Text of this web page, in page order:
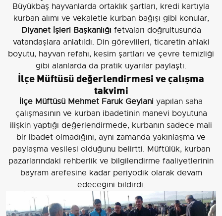
Büyükbaş hayvanlarda ortaklık şartları, kredi kartıyla
kurban alımı ve vekaletle kurban bağışı gibi konular,
Diyanet İşleri Başkanlığı fetvaları doğrultusunda
vatandaşlara anlatıldı. Din görevlileri, ticaretin ahlaki
boyutu, hayvan refahı, kesim şartları ve çevre temizliği
gibi alanlarda da pratik uyarılar paylaştı.
İlçe Müftüsü değerlendirmesi ve çalışma
takvimi
İlçe Müftüsü Mehmet Faruk Geylani yapılan saha
çalışmasının ve kurban ibadetinin manevi boyutuna
ilişkin yaptığı değerlendirmede, kurbanın sadece mali
bir ibadet olmadığını, aynı zamanda yakınlaşma ve
paylaşma vesilesi olduğunu belirtti. Müftülük, kurban
pazarlarındaki rehberlik ve bilgilendirme faaliyetlerinin
bayram arefesine kadar periyodik olarak devam
edeceğini bildirdi.